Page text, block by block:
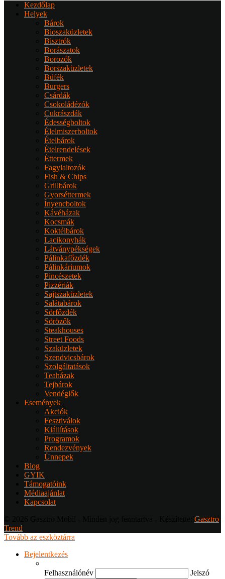
Kezdőlap
Helyek
Bárok
Bioszaküzletek
Bisztrók
Borászatok
Borozók
Borszaküzletek
Büfék
Burgers
Csárdák
Csokoládézók
Cukrászdák
Édességboltok
Élelmiszerboltok
Ételbárok
Ételrendelések
Éttermek
Fagylaltozók
Fish & Chips
Grillbárok
Gyorséttermek
Ínyencboltok
Kávéházak
Kocsmák
Koktélbárok
Lacikonyhák
Látványpékségek
Pálinkafőzdék
Pálinkáriumok
Pincészetek
Pizzériák
Sajtszaküzletek
Salátabárok
Sörfőzdék
Sörözők
Steakhouses
Street Foods
Szaküzletek
Szendvicsbárok
Szolgáltatások
Teaházak
Tejbárok
Vendéglők
Események
Akciók
Fesztiválok
Kiállítások
Programok
Rendezvények
Ünnepek
Blog
GYIK
Támogatóink
Médiaajánlat
Kapcsolat
Gasztro
Trend
Tovább az eszköztárra
Bejelentkezés
Felhasználónév Jelszó